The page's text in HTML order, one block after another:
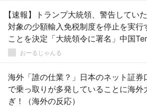
【速報】トランプ大統領、警告してい
対象の少額輸入免税制度を停止を実行
ことを決定「大統領令に署名」中国
SHEINが成功した戦略破綻
おーるじゃんる
海外「誰の仕業？」日本のネット証券
で乗っ取りが多発していることに海外
ぎ！（海外の反応）